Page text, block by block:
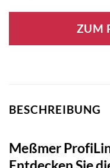
ZUM
BESCHREIBUNG
Meßmer